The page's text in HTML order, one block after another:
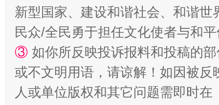
漫山遍野的桃花与雪山、麦地、白藏房
新型国家、建设和谐社会、和谐
民众/全民勇于担任文化使者与和
③ 如你所反映投诉报料和投稿的
或不文明用语，请谅解！如因被
人或单位版权和其它问题需即时在